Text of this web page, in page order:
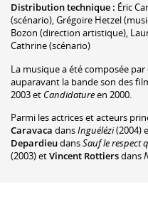
Distribution technique : Éric
(scénario),Grégoire Hetzel
Bozon (direction artistique),
Cathrine(scénario)
La musique a été composée par
auparavant la bande son des
2003 et Candidatureen 2000.
Parmi les actrices et acteurs
Caravaca dansInguélézi(2004)
DepardieudansSauf le respect
(2003) etVincent Rottiersdans